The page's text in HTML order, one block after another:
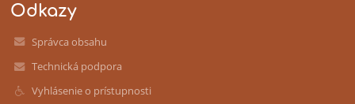
Odkazy
Správca obsahu
Technická podpora
Vyhlásenie o prístupnosti